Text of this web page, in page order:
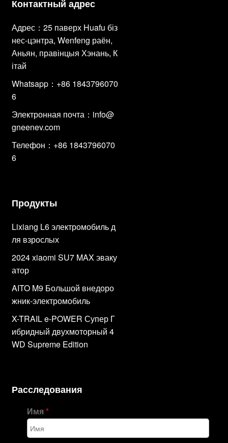
Контактный адрес
Адрес：25 паверх Huafu біз
нес-цэнтра, Wenfeng раён,
Аньян, правінцыя Хэнань, К
ітай
Whatsapp：+86 1843796070
6
Электронная почта： info@
gneenev.com
Телефон：+86 1843796070
6
Продукты
Lixiang L6 электромобиль д
ля взрослых
2024 xiaomi SU7 MAX эваку
атор
AITO M9 Большой внедоро
жник-электромобиль
X-TRAIL e-POWER Супер Г
ибридный двухмоторный 4
WD Supreme Edition
Расследования
Имя*